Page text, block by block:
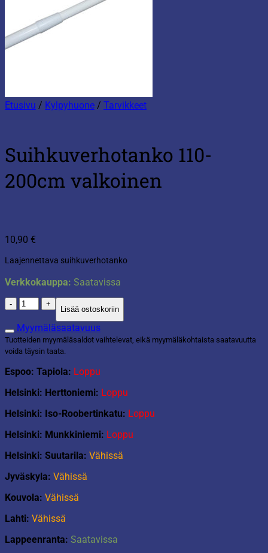
Etusivu / Kylpyhuone / Tarvikkeet
Suihkuverhotanko 110-
200cm valkoinen
10,90 €
Laajennettava suihkuverhotanko
Verkkokauppa: Saatavissa
Suihkuverhotanko
110-
200cm
valkoinen
määrä
Lisää ostoskoriin
Myymäläsaatavuus
Tuotteiden myymäläsaldot vaihtelevat, eikä myymäläkohtaista saatavuutta
voida täysin taata.
Espoo: Tapiola: Loppu
Helsinki: Herttoniemi: Loppu
Helsinki: Iso-Roobertinkatu: Loppu
Helsinki: Munkkiniemi: Loppu
Helsinki: Suutarila: Vähissä
Jyväskyla: Vähissä
Kouvola: Vähissä
Lahti: Vähissä
Lappeenranta: Saatavissa